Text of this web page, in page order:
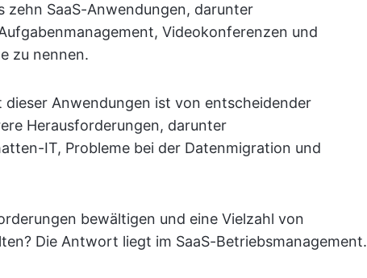
zehn SaaS-Anwendungen, darunter
Videokonferenzen und
zu nennen.
dieser Anwendungen ist von entscheidender
Herausforderungen, darunter
IT, Probleme bei der Datenmigration und
bewältigen und eine Vielzahl von
Die Antwort liegt im SaaS-Betriebsmanagement.